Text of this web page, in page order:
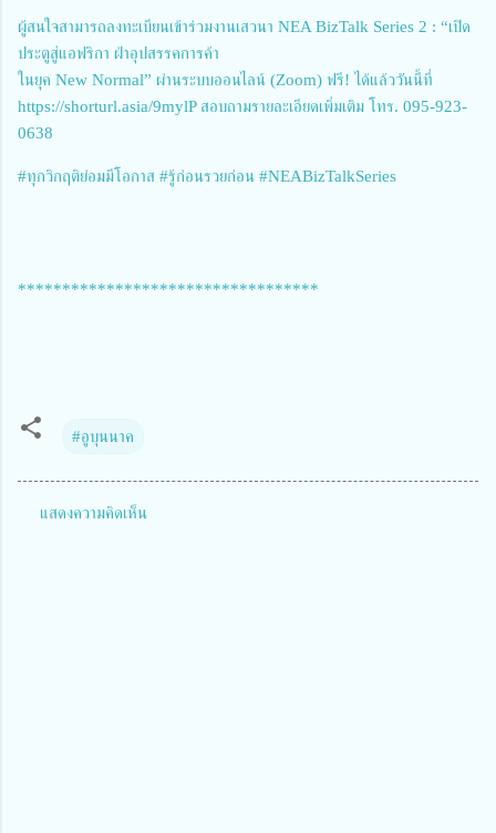
ผู้สนใจสามารถลงทะเบียนเข้าร่วมงานเสวนา NEA BizTalk Series 2 : “เปิด
ประตูสู่แอฟริกา ฝ่าอุปสรรคการค้า
ในยุค New Normal” ผ่านระบบออนไลน์ (Zoom) ฟรี! ได้แล้ววันนี้ที่
https://shorturl.asia/9mylPสอบถามรายละเอียดเพิ่มเติม โทร. 095-923-
0638
#ทุกวิกฤติย่อมมีโอกาส #รู้ก่อนรวยก่อน #NEABizTalkSeries
**********************************
#อูบุนนาค
แสดงความคิดเห็น